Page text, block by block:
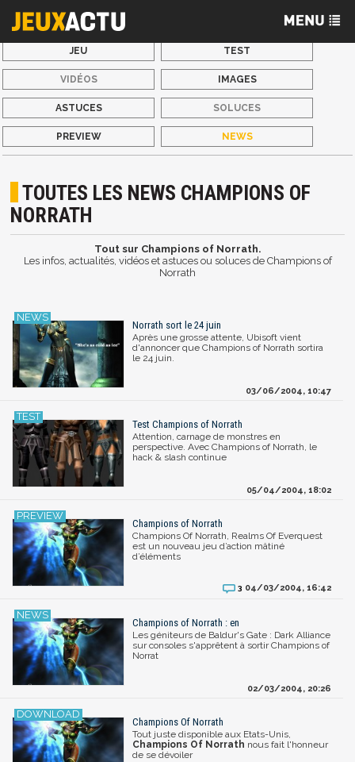
JEU TEST
VIDÉOS IMAGES
ASTUCES SOLUCES
PREVIEW NEWS
TOUTES LES NEWS CHAMPIONS OF
NORRATH
Tout sur Champions of Norrath.
Les infos, actualités, vidéos et astuces ou soluces de Champions of
Norrath
Norrath sort le 24 juin
Après une grosse attente, Ubisoft vient
d'annoncer que Champions of Norrath sortira
le 24 juin.
03/06/2004, 10:47
Test Champions of Norrath
Attention, carnage de monstres en
perspective. Avec Champions of Norrath, le
hack & slash continue
05/04/2004, 18:02
Champions of Norrath
Champions Of Norrath, Realms Of Everquest
est un nouveau jeu d’action mâtiné
d’éléments
3 04/03/2004, 16:42
Champions of Norrath : en
Les géniteurs de Baldur's Gate : Dark Alliance
sur consoles s'apprêtent à sortir Champions of
Norrat
02/03/2004, 20:26
Champions Of Norrath
Tout juste disponible aux Etats-Unis,
Champions Of Norrath nous fait l'honneur
de se dévoiler